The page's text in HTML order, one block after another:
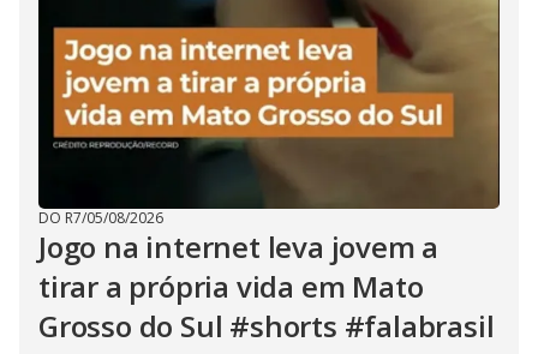
DO R7/05/08/2026
Jogo na internet leva jovem a
tirar a própria vida em Mato
Grosso do Sul #shorts #falabrasil